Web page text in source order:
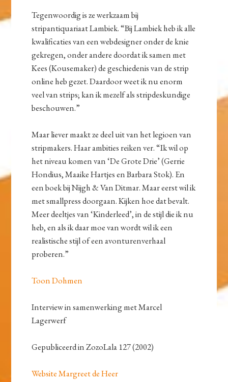
Tegenwoordig is ze werkzaam bij
stripantiquariaat Lambiek. “Bij Lambiek heb ik alle
kwalificaties van een webdesigner onder de knie
gekregen, onder andere doordat ik samen met
Kees (Kousemaker) de geschiedenis van de strip
online heb gezet. Daardoor weet ik nu enorm
veel van strips; kan ik mezelf als stripdeskundige
beschouwen.”
Maar liever maakt ze deel uit van het legioen van
stripmakers. Haar ambities reiken ver. “Ik wil op
het niveau komen van ‘De Grote Drie’ (Gerrie
Hondius, Maaike Hartjes en Barbara Stok). En
een boek bij Nijgh & Van Ditmar. Maar eerst wil ik
met smallpress doorgaan. Kijken hoe dat bevalt.
Meer deeltjes van ‘Kinderleed’, in de stijl die ik nu
heb, en als ik daar moe van wordt wil ik een
realistische stijl of een avonturenverhaal
proberen.”
Toon Dohmen
Interview in samenwerking met Marcel
Lagerwerf
Gepubliceerd in ZozoLala 127 (2002)
Website Margreet de Heer